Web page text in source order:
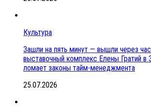
Культура
Зашли на пять минут — вышли через
выставочный комплекс Елены Гратий в
ломает законы тайм-менеджмента
25.07.2026